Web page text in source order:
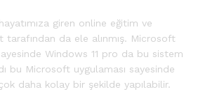
giren online eğitim ve
da ele alınmış. Microsoft
Windows 11 pro da bu sistem
bu Microsoft uygulaması sayesinde
daha kolay bir şekilde yapılabilir.